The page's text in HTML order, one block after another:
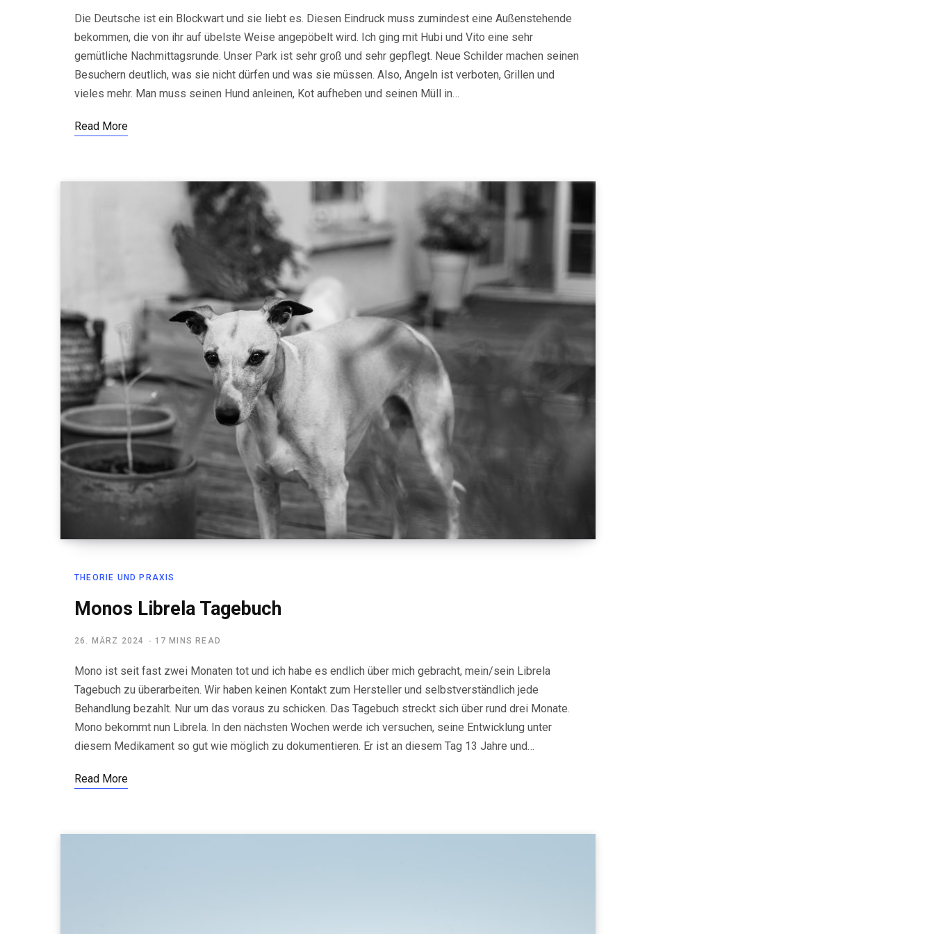
Die Deutsche ist ein Blockwart und sie liebt es. Diesen Eindruck muss zumindest eine Außenstehende
bekommen, die von ihr auf übelste Weise angepöbelt wird. Ich ging mit Hubi und Vito eine sehr
gemütliche Nachmittagsrunde. Unser Park ist sehr groß und sehr gepflegt. Neue Schilder machen seinen
Besuchern deutlich, was sie nicht dürfen und was sie müssen. Also, Angeln ist verboten, Grillen und
vieles mehr. Man muss seinen Hund anleinen, Kot aufheben und seinen Müll in…
Read More
THEORIE UND PRAXIS
Monos Librela Tagebuch
26. MÄRZ 2024 17 MINS READ
Mono ist seit fast zwei Monaten tot und ich habe es endlich über mich gebracht, mein/sein Librela
Tagebuch zu überarbeiten. Wir haben keinen Kontakt zum Hersteller und selbstverständlich jede
Behandlung bezahlt. Nur um das voraus zu schicken. Das Tagebuch streckt sich über rund drei Monate.
Mono bekommt nun Librela. In den nächsten Wochen werde ich versuchen, seine Entwicklung unter
diesem Medikament so gut wie möglich zu dokumentieren. Er ist an diesem Tag 13 Jahre und…
Read More